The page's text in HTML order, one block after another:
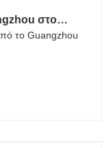
στο
το Guangzhou